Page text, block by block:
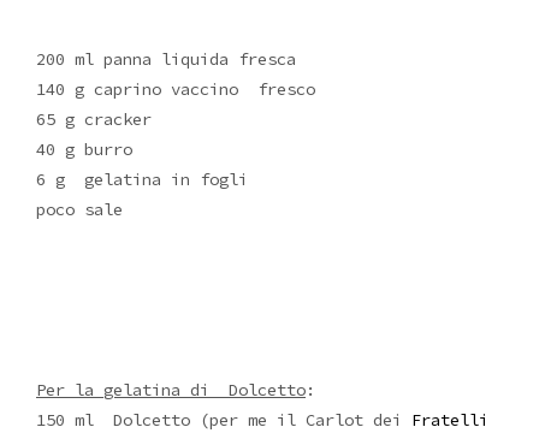
200 ml panna liquida fresca
140 g caprino vaccino fresco
65 g cracker
40 g burro
6 g gelatina in fogli
poco sale
Per la gelatina di Dolcetto:
150 ml Dolcetto (per me il Carlot dei Fratelli